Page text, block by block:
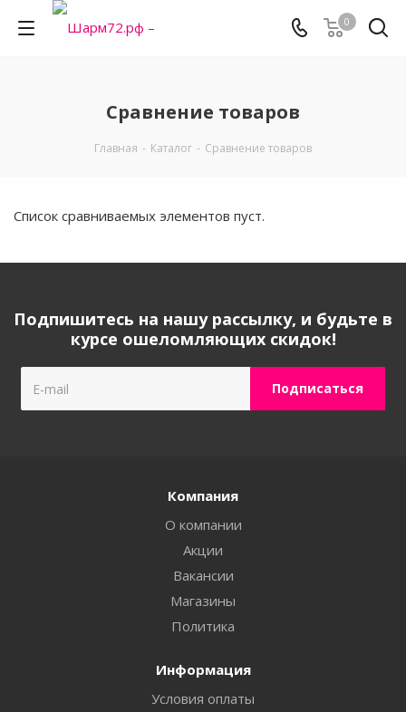
0
Сравнение товаров
Главная - Каталог - Сравнение товаров
Список сравниваемых элементов пуст.
Подпишитесь на нашу рассылку, и будьте в
курсе ошеломляющих скидок!
Компания
О компании
Акции
Вакансии
Магазины
Политика
Информация
Условия оплаты